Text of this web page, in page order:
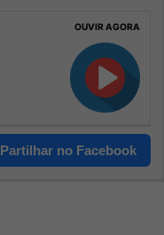
OUVIR AGORA
Partilhar no Facebook